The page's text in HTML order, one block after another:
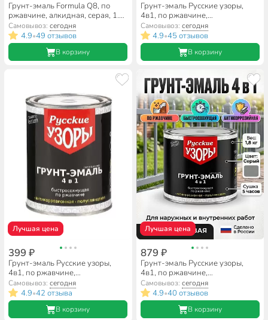
Грунт-эмаль Formula Q8, по
ржавчине, алкидная, серая, 1.9
кг
Самовывоз:сегодня
4.9•49 отзывов
В корзину
Грунт-эмаль Русские узоры,
4в1, по ржавчине,
быстросохнущая, алкидная,
полуглянцевая, черная, 1.8 кг
Самовывоз: сегодня
4.9•45 отзывов
В корзину
Лучшая цена
399 ₽
Грунт-эмаль Русские узоры,
4в1, по ржавчине,
быстросохнущая, алкидная,
полуглянцевая, красно-
коричневая, 0.8 кг
Самовывоз:сегодня
4.9•42 отзыва
В корзину
Лучшая цена
879 ₽
Грунт-эмаль Русские узоры,
4в1, по ржавчине,
быстросохнущая, алкидная,
полуглянцевая, серая, 1.8 кг
Самовывоз: сегодня
4.9•40 отзывов
В корзину